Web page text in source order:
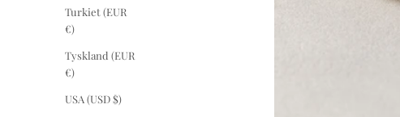
Turkiet (EUR
€)
Tyskland (EUR
€)
USA (USD $)